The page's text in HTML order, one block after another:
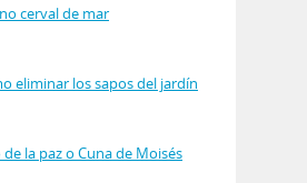
cerval de mar
eliminar los sapos del jardín
de la paz o Cuna de Moisés